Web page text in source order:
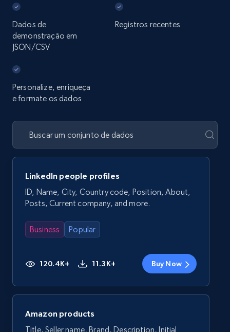
Dados de
demonstração em
JSON/CSV
Registros recentes
Personalize, enriqueça
e formate os dados
LinkedIn people profiles
ID, Name, City, Country code, Position, About,
Posts, Current company, and more.
Business Popular
120.4K+ 11.3K+ Buy Now
Amazon products
Title, Seller name, Brand, Description, Initial